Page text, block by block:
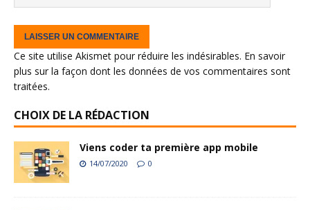
Ce site utilise Akismet pour réduire les indésirables. En savoir
plus sur la façon dont les données de vos commentaires sont
traitées.
CHOIX DE LA RÉDACTION
Viens coder ta première app mobile
14/07/2020 0